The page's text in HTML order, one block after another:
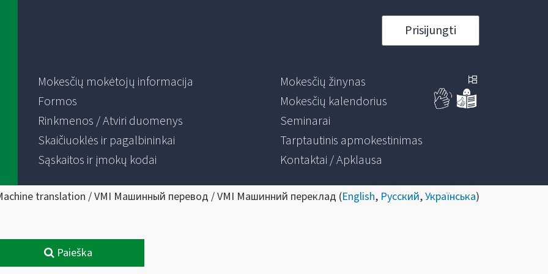
Prisijungti
Mokesčių mokėtojų informacija
Formos
Rinkmenos / Atviri duomenys
Skaičiuoklės ir pagalbininkai
Sąskaitos ir įmokų kodai
Mokesčių žinynas
Mokesčių kalendorius
Seminarai
Tarptautinis apmokestinimas
Kontaktai / Apklausa
translation / VMI Машинный перевод / VMI Машинний переклад (English, Русский,Українська)
Paieška